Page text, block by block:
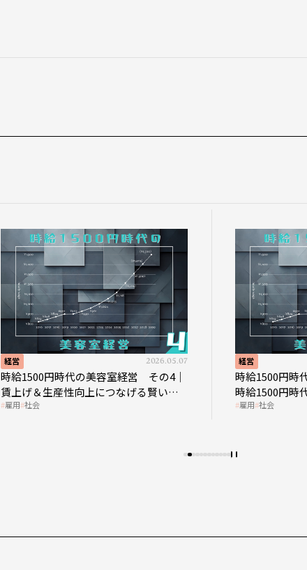
経営 2026.05.07
時給1500円時代の美容室経営 その4｜
賃上げ＆生産性向上につなげる賢い助
成金活用
雇用 社会
経営
時給1500円時
時給1500円時
影響を受けるの
雇用 社会